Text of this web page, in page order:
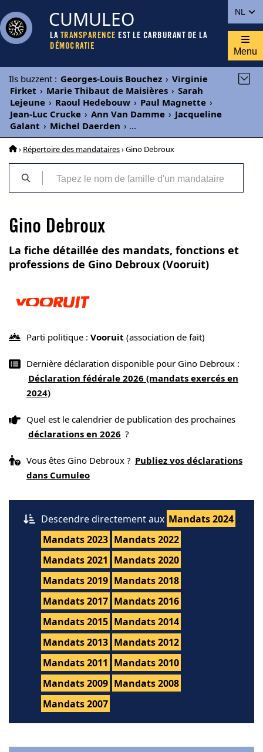
NL
CUMULEO
LA TRANSPARENCE EST LE CARBURANT DE LA
DÉMOCRATIE
Menu
Ils buzzent : Georges-Louis Bouchez › Virginie
Firket › Marie Thibaut de Maisières › Sarah
Lejeune › Raoul Hedebouw › Paul Magnette ›
Jean-Luc Crucke › Ann Van Damme › Jacqueline
Galant › Michel Daerden › ...
› Répertoire des mandataires› Gino Debroux
Gino Debroux
La fiche détaillée des mandats, fonctions et
professions de Gino Debroux (Vooruit)
Parti politique : Vooruit (association de fait)
Dernière déclaration disponible pour Gino Debroux :
Déclaration fédérale 2026 (mandats exercés en
2024)
Quel est le calendrier de publication des prochaines
déclarations en 2026 ?
Vous êtes Gino Debroux ? Publiez vos déclarations
dans Cumuleo
Descendre directement aux Mandats 2024
Mandats 2023 Mandats 2022
Mandats 2021 Mandats 2020
Mandats 2019 Mandats 2018
Mandats 2017 Mandats 2016
Mandats 2015 Mandats 2014
Mandats 2013 Mandats 2012
Mandats 2011 Mandats 2010
Mandats 2009 Mandats 2008
Mandats 2007